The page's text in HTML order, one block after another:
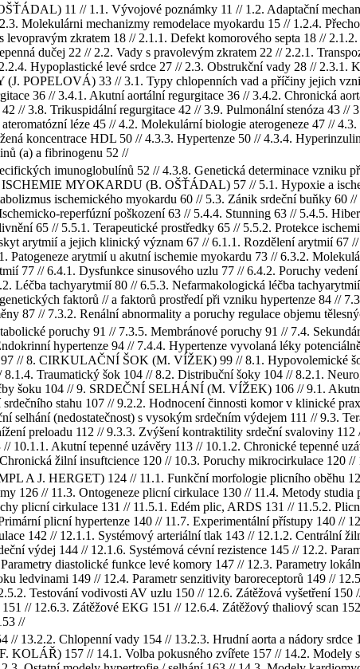
11 // 1.1. Vývojové poznámky 11 // 1.2. Adaptační
Molekulárni mechanizmy remodelace myokardu 15 // 1.2.4.
zkratem 18 // 2.1.1. Defekt komorového septa 18 // 2.1.2.
dučej 22 // 2.2. Vady s pravolevým zkratem 22 // 2.2.1.
Hypoplastické levé srdce 27 // 2.3. Obstrukční vady 28 // 2.3.1.
POPELOVÁ) 33 // 3.1. Typy chlopenních vad a příčiny jejich
36 // 3.4.1. Akutní aortální regurgitace 36 // 3.4.2. Chronická
// 3.8. Trikuspidální regurgitace 42 // 3.9. Pulmonální stenóza 43 //
léze 45 // 4.2. Molekulární biologie aterogeneze 47 //
koncentrace HDL 50 // 4.3.3. Hypertenze 50 // 4.3.4.
(a) a fibrinogenu 52 //
imunoglobulínů 52 // 4.3.8. Genetická determinace vzniku
ISCHEMIE MYOKARDU (B. OŠŤÁDAL) 57 // 5.1. Hypoxie a
ischemického myokardu 60 // 5.3. Zánik srdeční buňky 60
reperfúzní poškození 63 // 5.4.4. Stunning 63 // 5.4.5.
65 // 5.5.1. Terapeutické prostředky 65 // 5.5.2. Protekce
arytmií a jejich klinický význam 67 // 6.1.1. Rozdělení arytmií 67
arytmií u akutní ischemie myokardu 73 // 6.3.2.
77 // 6.4.1. Dysfunkce sinusového uzlu 77 // 6.4.2. Poruchy
Léčba tachyarytmií 80 // 6.5.3. Nefarmakologická léčba
faktorů // a faktorů prostředí při vzniku hypertenze 84 //
87 // 7.3.2. Renální abnormality a poruchy regulace objemu
poruchy 91 // 7.3.5. Membránové poruchy 91 // 7.4.
hypertenze 94 // 7.4.4. Hypertenze vyvolaná léky
// 8. CIRKULAČNÍ ŠOK (M. VÍŽEK) 99 // 8.1. Hypovolemické
Traumatický šok 104 // 8.2. Distribuční šoky 104 // 8.2.1.
šoku 104 // 9. SRDEČNÍ SELHÁNÍ (M. VÍŽEK) 106 // 9.1.
stahu 107 // 9.2.2. Hodnocení činnosti komor v klinické
(nedostatečnost) s vysokým srdečním výdejem 111 // 9.3.
preloadu 112 // 9.3.3. Zvýšení kontraktility srdeční svaloviny
10.1.1. Akutní tepenné uzávěry 113 // 10.1.2. Chronické tepenné
žilní insuftcience 120 // 10.3. Poruchy mikrocirkulace 120 //
A J. HERGET) 124 // 11.1. Funkční morfologie plicního oběhu
126 // 11.3. Ontogeneze plicní cirkulace 130 // 11.4. Metody studia
plicní cirkulace 131 // 11.5.1. Edém plic, ARDS 131 // 11.5.2.
plicní hypertenze 140 // 11.7. Experimentální přístupy
142 // 12.1.1. Systémový arteriální tlak 143 // 12.1.2. Centrální
výdej 144 // 12.1.6. Systémová cévní rezistence 145 // 12.2.
diastolické funkce levé komory 147 // 12.3. Parametry
ledvinami 149 // 12.4. Parametr senzitivity baroreceptorů 149 //
Testování vodivosti AV uzlu 150 // 12.6. Zátěžová vyšetření 150
151 // 12.6.3. Zátěžové EKG 151 // 12.6.4. Zátěžový thaliový
//
13.2.2. Chlopenní vady 154 // 13.2.3. Hrudní aorta a nádory srdce
157 // 14.1. Volba pokusného zvířete 157 // 14.2. Modely